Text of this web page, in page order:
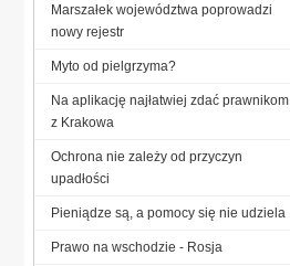
Marszałek województwa poprowadzi
nowy rejestr
Myto od pielgrzyma?
Na aplikację najłatwiej zdać prawnikom
z Krakowa
Ochrona nie zależy od przyczyn
upadłości
Pieniądze są, a pomocy się nie udziela
Prawo na wschodzie - Rosja